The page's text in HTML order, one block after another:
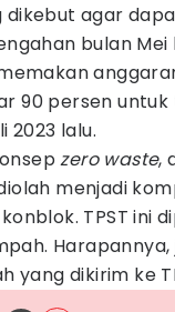
dikebut agar
bulan Mei
90 persen
2023 lalu.
zero waste,
menjadi
TPST ini
yang dikirim ke